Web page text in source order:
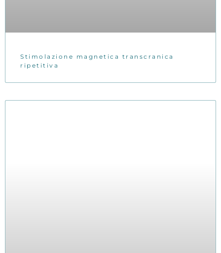
Stimolazione magnetica transcranica
ripetitiva